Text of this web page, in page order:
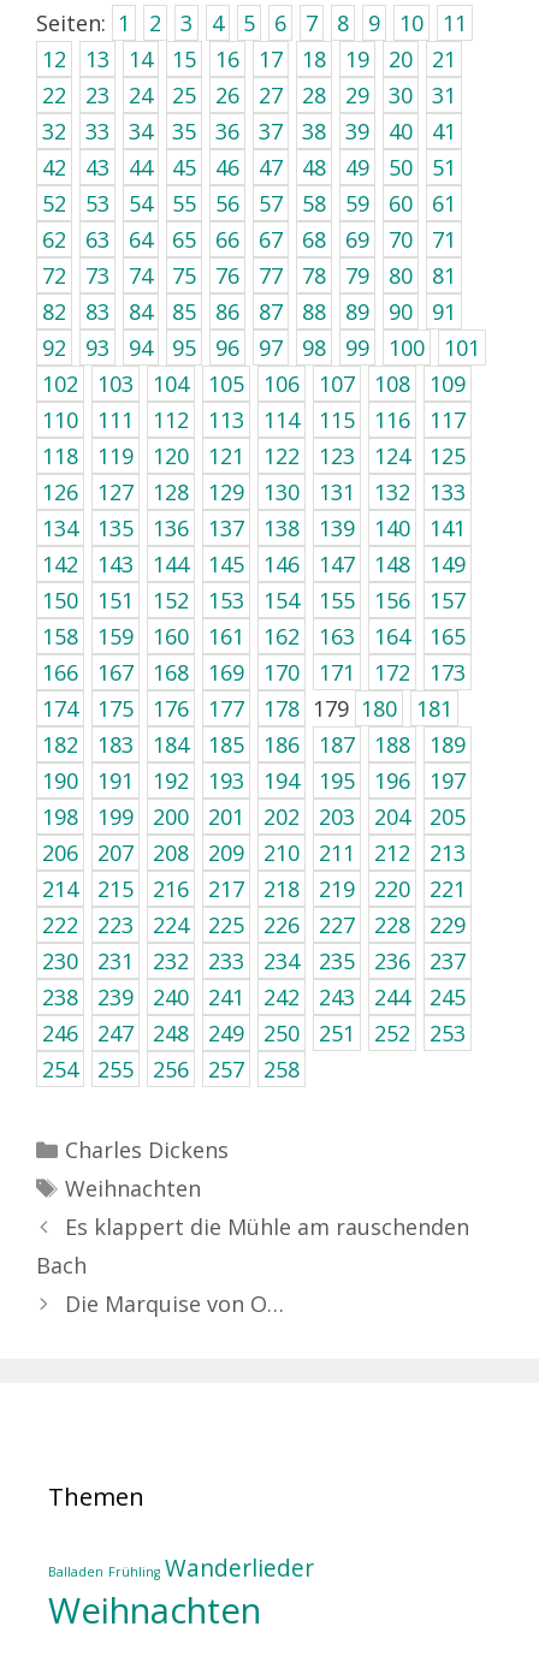
Seiten: 1 2 3 4 5 6 7 8 9 10
11
12
13 14 15 16 17 18 19 20
21
22
23 24 25 26 27 28 29 30
31
32
33 34 35 36 37 38 39 40
41
42
43 44 45 46 47 48 49 50
51
52
53 54 55 56 57 58 59 60
61
62
63 64 65 66 67 68 69 70
71
72
73 74 75 76 77 78 79 80
81
82
83 84 85 86 87 88 89 90
91
92
93 94 95 96 97 98 99 100
101
102
103 104 105 106 107 108
109
110
111 112 113 114 115 116
117
118
119 120 121 122 123 124
125
126
127 128 129 130 131 132
133
134
135 136 137 138 139 140
141
142
143 144 145 146 147 148
149
150
151 152 153 154 155 156
157
158
159 160 161 162 163 164
165
166
167 168 169 170 171 172
173
174
175 176 177 178 179 180
181
182
183 184 185 186 187 188
189
190
191 192 193 194 195 196
197
198
199 200 201 202 203 204
205
206
207 208 209 210 211 212
213
214
215 216 217 218 219 220
221
222
223 224 225 226 227 228
229
230
231 232 233 234 235 236
237
238
239 240 241 242 243 244
245
246
247 248 249 250 251 252
253
254
255 256 257 258
Kategorien
Charles Dickens
Schlagwörter
Weihnachten
Es klappert die Mühle am rauschenden
Bach
Die Marquise von O…
Themen
Balladen Frühling Wanderlieder
Weihnachten